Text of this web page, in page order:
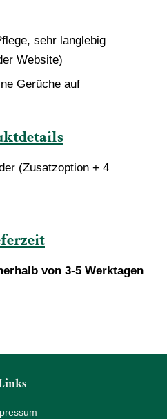
sehr langlebig
Website)
Gerüche auf
(Zusatzoption + 4
von 3-5 Werktagen